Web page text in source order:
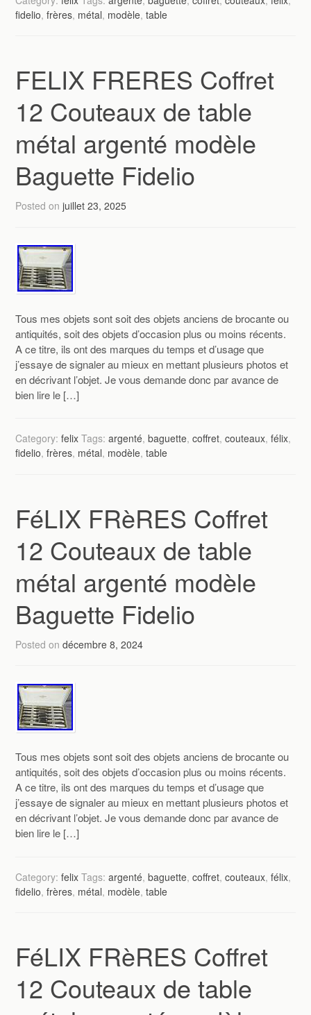
fidelio,frères, métal, modèle,table
FELIX FRERES Coffret
12 Couteaux de table
métal argenté modèle
Baguette Fidelio
Posted onjuillet 23, 2025
Tous mes objets sont soit des objets anciens de brocante ou
antiquités, soit des objets d’occasion plus ou moins récents.
A ce titre, ils ont des marques du temps et d’usage que
j’essaye de signaler au mieux en mettant plusieurs photos et
en décrivant l’objet. Je vous demande donc par avance de
bien lire le […]
Category:felix Tags:argenté,baguette,coffret,couteaux,félix,
fidelio,frères, métal, modèle,table
FéLIX FRèRES Coffret
12 Couteaux de table
métal argenté modèle
Baguette Fidelio
Posted ondécembre 8, 2024
Tous mes objets sont soit des objets anciens de brocante ou
antiquités, soit des objets d’occasion plus ou moins récents.
A ce titre, ils ont des marques du temps et d’usage que
j’essaye de signaler au mieux en mettant plusieurs photos et
en décrivant l’objet. Je vous demande donc par avance de
bien lire le […]
Category:felix Tags:argenté,baguette,coffret,couteaux,félix,
fidelio,frères, métal, modèle,table
FéLIX FRèRES Coffret
12 Couteaux de table